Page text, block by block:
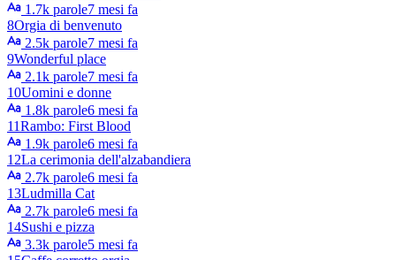
1.7k parole7 mesi fa
8Orgia di benvenuto
2.5k parole7 mesi fa
9Wonderful place
2.1k parole7 mesi fa
10Uomini e donne
1.8k parole6 mesi fa
11Rambo: First Blood
1.9k parole6 mesi fa
12La cerimonia dell'alzabandiera
2.7k parole6 mesi fa
13Ludmilla Cat
2.7k parole6 mesi fa
14Sushi e pizza
3.3k parole5 mesi fa